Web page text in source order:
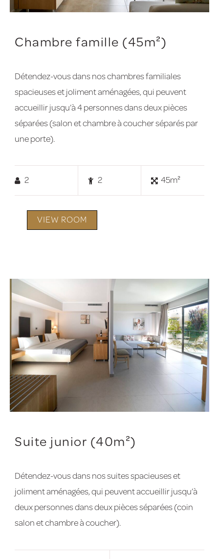
Chambre famille (45m²)
Détendez-vous dans nos chambres familiales
spacieuses et joliment aménagées, qui peuvent
accueillir jusqu’à 4 personnes dans deux pièces
séparées (salon et chambre à coucher séparés par
une porte).
2 2 45m²
VIEW ROOM
Suite junior (40m²)
Détendez-vous dans nos suites spacieuses et
joliment aménagées, qui peuvent accueillir jusqu’à
deux personnes dans deux pièces séparées (coin
salon et chambre à coucher).